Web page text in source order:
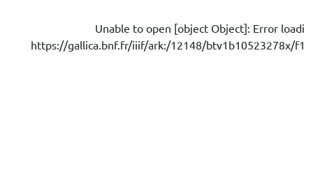
Unable to open [object Object]: Error
https://gallica.bnf.fr/iiif/ark:/12148/btv1b10523278x/